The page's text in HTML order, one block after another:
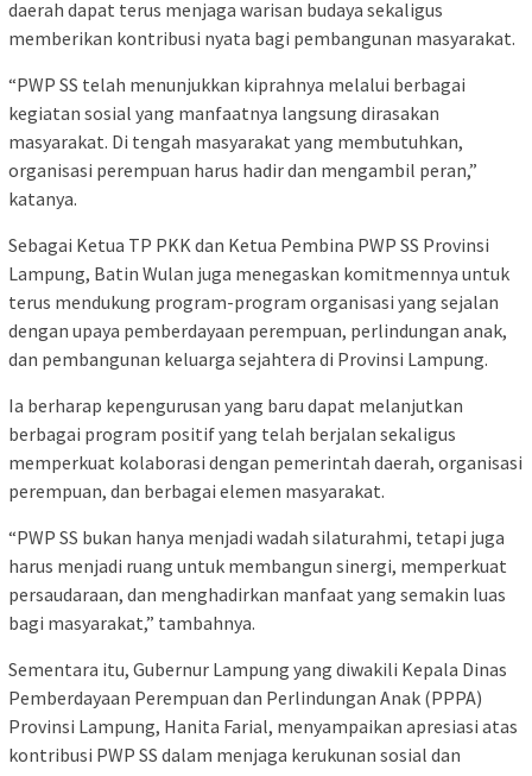
daerah dapat terus menjaga warisan budaya sekaligus
memberikan kontribusi nyata bagi pembangunan masyarakat.
“PWP SS telah menunjukkan kiprahnya melalui berbagai
kegiatan sosial yang manfaatnya langsung dirasakan
masyarakat. Di tengah masyarakat yang membutuhkan,
organisasi perempuan harus hadir dan mengambil peran,”
katanya.
Sebagai Ketua TP PKK dan Ketua Pembina PWP SS Provinsi
Lampung, Batin Wulan juga menegaskan komitmennya untuk
terus mendukung program-program organisasi yang sejalan
dengan upaya pemberdayaan perempuan, perlindungan anak,
dan pembangunan keluarga sejahtera di Provinsi Lampung.
Ia berharap kepengurusan yang baru dapat melanjutkan
berbagai program positif yang telah berjalan sekaligus
memperkuat kolaborasi dengan pemerintah daerah, organisasi
perempuan, dan berbagai elemen masyarakat.
“PWP SS bukan hanya menjadi wadah silaturahmi, tetapi juga
harus menjadi ruang untuk membangun sinergi, memperkuat
persaudaraan, dan menghadirkan manfaat yang semakin luas
bagi masyarakat,” tambahnya.
Sementara itu, Gubernur Lampung yang diwakili Kepala Dinas
Pemberdayaan Perempuan dan Perlindungan Anak (PPPA)
Provinsi Lampung, Hanita Farial, menyampaikan apresiasi atas
kontribusi PWP SS dalam menjaga kerukunan sosial dan